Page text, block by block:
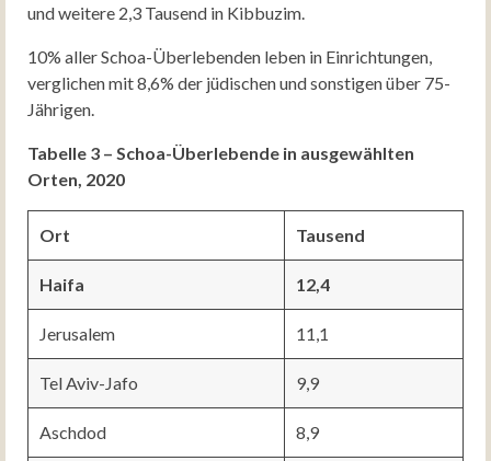
und weitere 2,3 Tausend in Kibbuzim.
10% aller Schoa-Überlebenden leben in Einrichtungen,
verglichen mit 8,6% der jüdischen und sonstigen über 75-
Jährigen.
Tabelle 3 – Schoa-Überlebende in ausgewählten
Orten, 2020
Ort Tausend
Haifa 12,4
Jerusalem 11,1
Tel Aviv-Jafo 9,9
Aschdod 8,9